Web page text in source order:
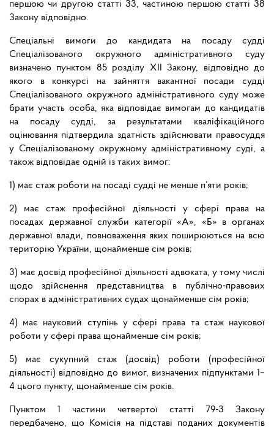
першою чи другою статті 33, частиною першою статті 38
Закону відповідно.
Спеціальні вимоги до кандидата на посаду судді
Спеціалізованого окружного адміністративного суду
визначено пунктом 85 розділу ХІІ Закону, відповідно до
якого в конкурсі на зайняття вакантної посади судді
Спеціалізованого окружного адміністративного суду може
брати участь особа, яка відповідає вимогам до кандидатів
на посаду судді, за результатами кваліфікаційного
оцінювання підтвердила здатність здійснювати правосуддя
у Спеціалізованому окружному адміністративному суді, а
також відповідає одній із таких вимог:
1) має стаж роботи на посаді судді не менше п’яти років;
2) має стаж професійної діяльності у сфері права на
посадах державної служби категорії «А», «Б» в органах
державної влади, повноваження яких поширюються на всю
територію України, щонайменше сім років;
3) має досвід професійної діяльності адвоката, у тому числі
щодо здійснення представництва в публічно-правових
спорах в адміністративних судах щонайменше сім років;
4) має науковий ступінь у сфері права та стаж наукової
роботи у сфері права щонайменше сім років;
5) має сукупний стаж (досвід) роботи (професійної
діяльності) відповідно до вимог, визначених підпунктами 1–
4 цього пункту, щонайменше сім років.
Пунктом 1 частини четвертої статті 79-3 Закону
передбачено, що Комісія на підставі поданих документів